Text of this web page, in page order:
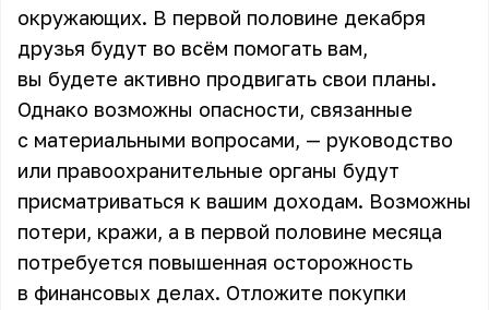
окружающих. В первой половине декабря
друзья будут во всём помогать вам,
вы будете активно продвигать свои планы.
Однако возможны опасности, связанные
с материальными вопросами, — руководство
или правоохранительные органы будут
присматриваться к вашим доходам. Возможны
потери, кражи, а в первой половине месяца
потребуется повышенная осторожность
в финансовых делах. Отложите покупки